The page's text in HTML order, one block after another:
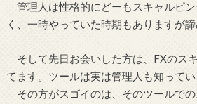
管理人は性格的にどーもスキャルピ
く、一時やっていた時期もありますが諦
そして先日お会いした方は、FXのス
てます。ツールは実は管理人も知ってい
その方がスゴイのは、そのツールで